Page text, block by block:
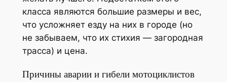
класса являются большие размеры и вес,
что усложняет езду на них в городе (но
не забываем, что их стихия — загородная
трасса) и цена.
Причины аварии и гибели мотоциклистов